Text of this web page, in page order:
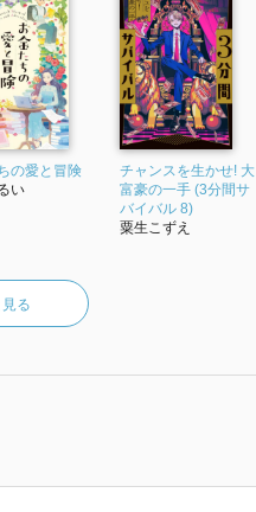
の愛と冒険
い
チャンスを生かせ! 大
富豪の一手 (3分間サ
バイバル 8)
粟生こずえ
る